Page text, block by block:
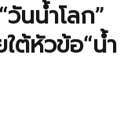
นน้ำโลก”
ต้หัวข้อ“น้ำ